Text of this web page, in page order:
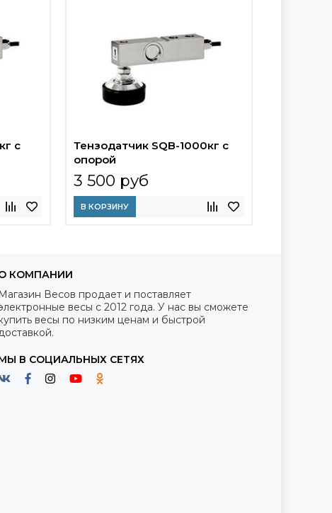
с
Тензодатчик SQB-1000кг с
опорой
3 500 руб
В КОРЗИНУ
КОМПАНИИ
Магазин Весов продает и поставляет
весы с 2012 года. У нас вы сможете
весы по низким ценам и быстрой
В СОЦИАЛЬНЫХ СЕТЯХ